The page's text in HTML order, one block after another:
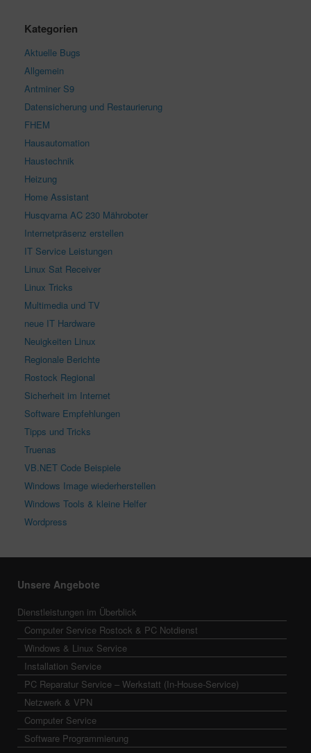
Kategorien
Aktuelle Bugs
Allgemein
Antminer S9
Datensicherung und Restaurierung
FHEM
Hausautomation
Haustechnik
Heizung
Home Assistant
Husqvarna AC 230 Mähroboter
Internetpräsenz erstellen
IT Service Leistungen
Linux Sat Receiver
Linux Tricks
Multimedia und TV
neue IT Hardware
Neuigkeiten Linux
Regionale Berichte
Rostock Regional
Sicherheit im Internet
Software Empfehlungen
Tipps und Tricks
Truenas
VB.NET Code Beispiele
Windows Image wiederherstellen
Windows Tools & kleine Helfer
Wordpress
Unsere Angebote
Dienstleistungen im Überblick
Computer Service Rostock & PC Notdienst
Windows & Linux Service
Installation Service
PC Reparatur Service – Werkstatt (In-House-Service)
Netzwerk & VPN
Computer Service
Software Programmierung